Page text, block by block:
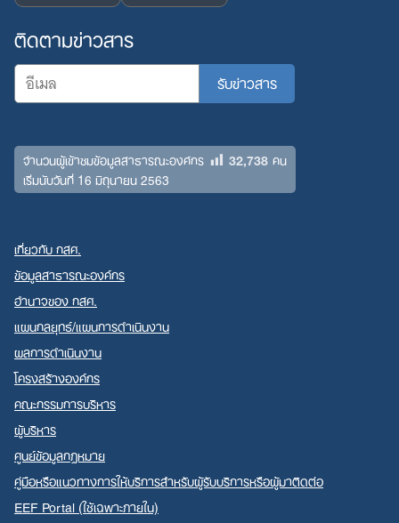
ติดตามข่าวสาร
จำนวนผู้เข้าชมข้อมูลสาธารณะองค์กร 32,738คน
เริ่มนับวันที่ 16 มิถุนายน 2563
เกี่ยวกับ กสศ.
ข้อมูลสาธารณะองค์กร
อำนาจของ กสศ.
แผนกลยุทธ์/แผนการดำเนินงาน
ผลการดำเนินงาน
โครงสร้างองค์กร
คณะกรรมการบริหาร
ผู้บริหาร
ศูนย์ข้อมูลกฎหมาย
คู่มือหรือแนวทางการให้บริการสำหรับผู้รับบริการหรือผู้มาติดต่อ
EEF Portal (ใช้เฉพาะภายใน)